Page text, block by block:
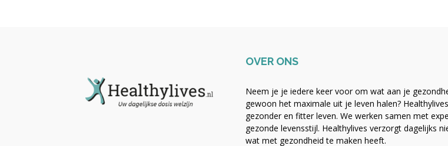
OVER ONS
Neem je je iedere keer voor om wat aan je
gewoon het maximale uit je leven halen?
gezonder en fitter leven. We werken samen met
gezonde levensstijl. Healthylives verzorgt dagelijks
wat met gezondheid te maken heeft.